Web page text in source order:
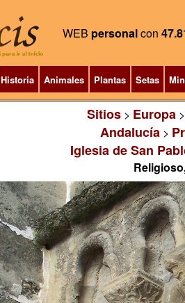
WEB personalcon
Historia Animales Plantas Setas
Sitios> Europa
Andalucía >
Iglesia de San